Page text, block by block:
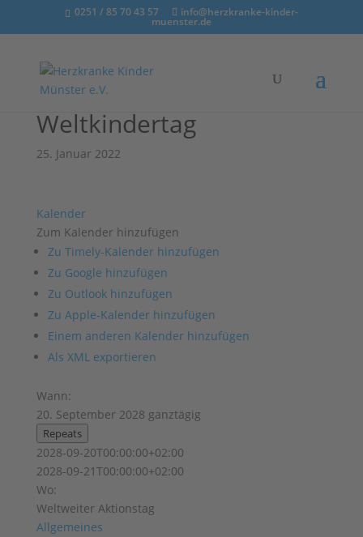
0251 / 85 70 43 57 info@herzkranke-kinder-
muenster.de
Weltkindertag
25. Januar 2022
Kalender
Zum Kalender hinzufügen
Zu Timely-Kalender hinzufügen
Zu Google hinzufügen
Zu Outlook hinzufügen
Zu Apple-Kalender hinzufügen
Einem anderen Kalender hinzufügen
Als XML exportieren
Wann:
20. September 2028 ganztägig
Repeats
2028-09-20T00:00:00+02:00
2028-09-21T00:00:00+02:00
Wo:
Weltweiter Aktionstag
Allgemeines